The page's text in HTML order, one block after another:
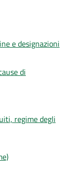
e designazioni
di
regime degli